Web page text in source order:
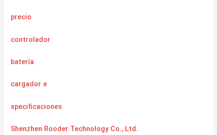
precio
controlador
batería
cargador e
specificaciones
Shenzhen Rooder Technology Co., Ltd.